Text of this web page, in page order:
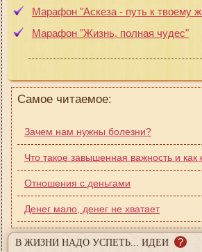
Марафон "Аскеза - путь к твоему
Марафон "Жизнь, полная чудес"
Самое читаемое:
Зачем нам нужны болезни?
Что такое завышенная важность и как
Отношения с деньгами
Денег мало, денег не хватает
В ЖИЗНИ НАДО УСПЕТЬ... ИДЕИ ?